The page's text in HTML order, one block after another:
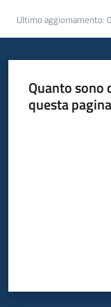
Ultimo aggiornamento:
Quanto sono
questa